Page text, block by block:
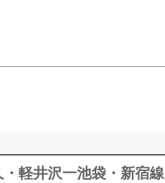
軽井沢一池袋・新宿線